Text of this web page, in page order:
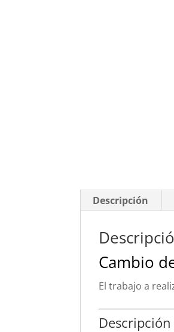
Descripción
Cambio
El trabajo a